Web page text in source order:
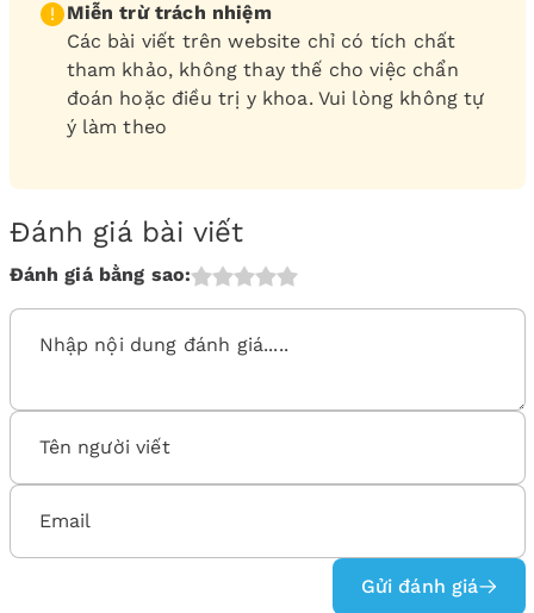
Miễn trừ trách nhiệm
Các bài viết trên website chỉ có tích chất
tham khảo, không thay thế cho việc chẩn
đoán hoặc điều trị y khoa. Vui lòng không tự
ý làm theo
Đánh giá bài viết
Đánh giá bằng sao:
Gửi đánh giá